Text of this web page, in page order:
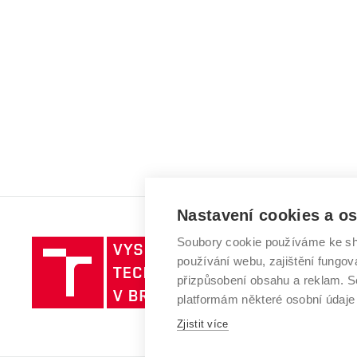
Vysoké
učení
technické
v
Nastavení cookies a
Soubory cookie používáme ke
používání webu, zajištění
přizpůsobení obsahu a reklam.
platformám některé osobní
Zjistit více